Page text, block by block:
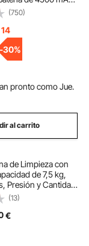
Cable de 50m
para Tubería de
de Plomería
(750)
-30%
pronto como Jue.
al carrito
de Limpieza con
de 7,5 kg,
Presión y Cantidad
para
y Químicas,
(13)
€